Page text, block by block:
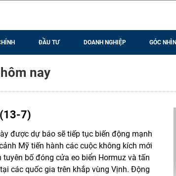
ĐẦU TƯ DOANH NGHIỆP GÓC NHÌN
nay
7)
được dự báo sẽ tiếp tục biến động mạnh
Mỹ tiến hành các cuộc không kích mới
tuyên bố đóng cửa eo biển Hormuz và tấn
các quốc gia trên khắp vùng Vịnh. Động